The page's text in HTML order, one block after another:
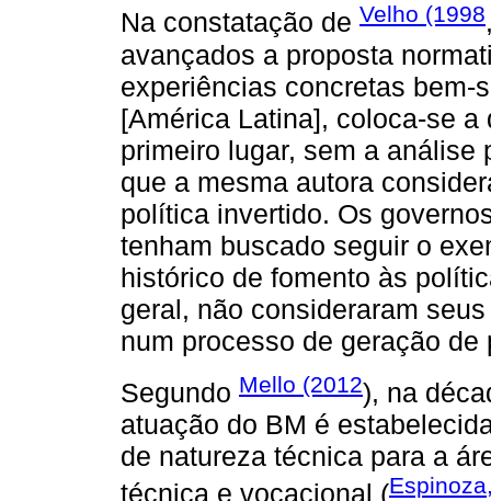
Na constatação de Velho (1998
avançados a proposta
experiências concretas
[América Latina], coloca-se
primeiro lugar, sem a análise
que a mesma autora
política invertido. Os
tenham buscado seguir o
histórico de fomento às
geral, não consideraram
num processo de geração
Segundo Mello (2012), na
atuação do BM é
de natureza técnica para a
técnica e vocacional (